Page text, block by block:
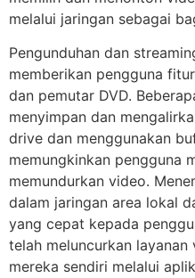
melalui jaringan sebagai
Pengunduhan dan
memberikan pengguna
dan pemutar DVD.
menyimpan dan
drive dan menggunakan
memungkinkan pengguna
memundurkan video.
dalam jaringan area lokal
yang cepat kepada
telah meluncurkan
mereka sendiri melalui